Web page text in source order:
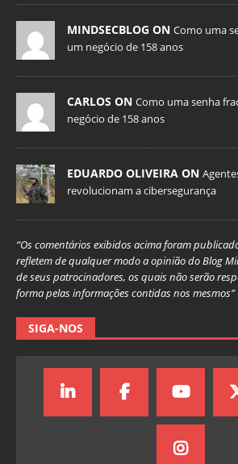
MINDSECBLOG ON Como uma
um negócio de 158 anos
CARLOS ON Como uma senha
negócio de 158 anos
EDUARDO OLIVEIRA ON
revolucionam a cibersegurança
“Os comentários exibidos acima foram
refletem de qualquer modo a opinião do Blog
de seus patrocinadores, os quais não serão
forma pelas informações contidas nos mesmos”
SIGA-NOS